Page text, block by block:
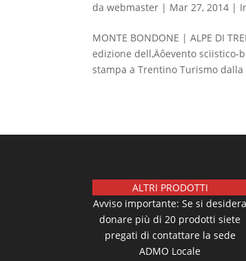
dawebmaster | Mar 27, 2014 |
MONTE BONDONE | ALPE DI
edizione dell‚Äôevento
stampa a Trentino Turismo
ALTRI PRODOTTI
Avviso importante: Se si desidera
donare più di 20 prodotti siete
pregati di contattare la sede
ADMO Locale